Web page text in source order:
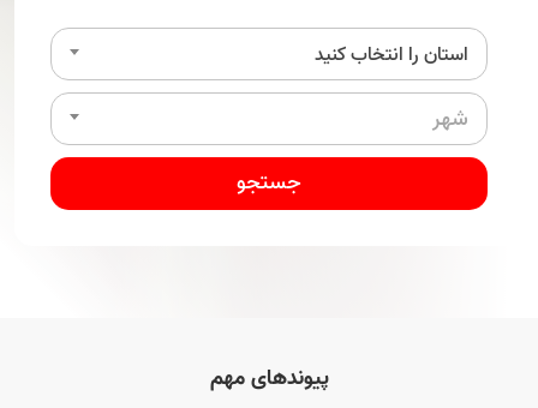
× استان را انتخاب کنید
شهر
جستجو
پیوندهای مهم